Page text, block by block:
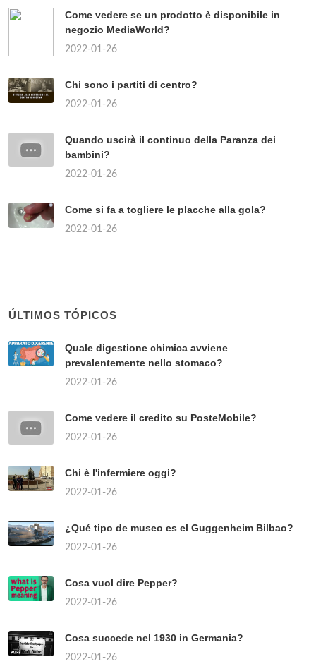
Come vedere se un prodotto è disponibile in
negozio MediaWorld?
2022-01-26
Chi sono i partiti di centro?
2022-01-26
Quando uscirà il continuo della Paranza dei
bambini?
2022-01-26
Come si fa a togliere le placche alla gola?
2022-01-26
ÚLTIMOS TÓPICOS
Quale digestione chimica avviene
prevalentemente nello stomaco?
2022-01-26
Come vedere il credito su PosteMobile?
2022-01-26
Chi è l'infermiere oggi?
2022-01-26
¿Qué tipo de museo es el Guggenheim Bilbao?
2022-01-26
Cosa vuol dire Pepper?
2022-01-26
Cosa succede nel 1930 in Germania?
2022-01-26